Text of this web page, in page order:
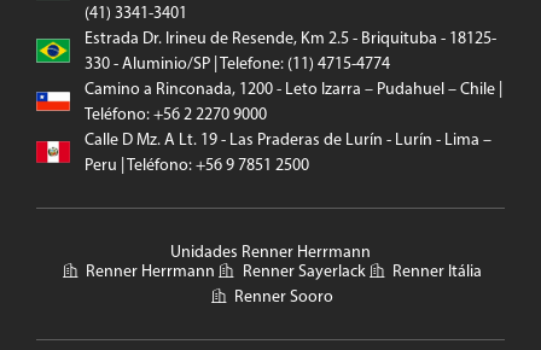
(41) 3341-3401
Estrada Dr. Irineu de Resende, Km 2.5 - Briquituba - 18125-
330 - Aluminio/SP | Telefone: (11) 4715-4774
Camino a Rinconada, 1200 - Leto Izarra – Pudahuel – Chile |
Teléfono: +56 2 2270 9000
Calle D Mz. A Lt. 19 - Las Praderas de Lurín - Lurín - Lima –
Peru | Teléfono: +56 9 7851 2500
Unidades Renner Herrmann
Renner Herrmann
Renner Sayerlack
Renner Itália
Renner Sooro